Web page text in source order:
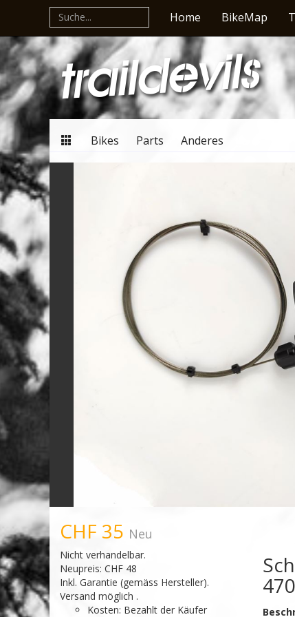
Home BikeMap
Bikes Parts Anderes
CHF 35 Neu
Nicht verhandelbar.
Neupreis: CHF 48
Inkl. Garantie (gemäss Hersteller).
Versand möglich .
Kosten: Bezahlt der Käufer